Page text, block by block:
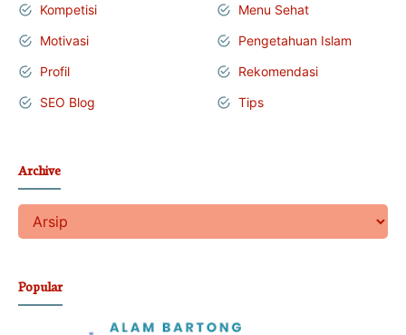
Kompetisi
Menu Sehat
Motivasi
Pengetahuan Islam
Profil
Rekomendasi
SEO Blog
Tips
Archive
Popular